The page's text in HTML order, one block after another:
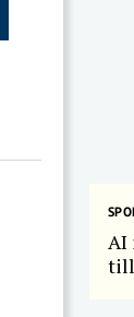
AI
till